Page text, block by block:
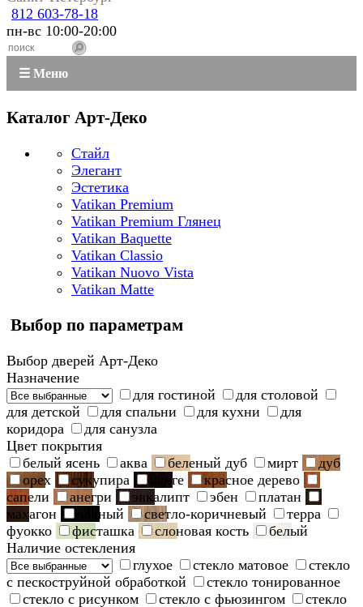
812 603-78-18
пн-вс 10:00-20:00
☰ Меню
Каталог Арт-Деко
Стайл
Элегант
Эстетика
Vatikan Premium
Vatikan Premium Глянец
Vatikan Baquette
Vatikan Classio
Vatikan Nuovo Vista
Vatikan Matte
Выбор по параметрам
Выбор дверей Арт-Деко
Назначение
для гостиной
для столовой
для детской
для спальни для кухни
для
коридора
для санузла
Цвет покрытия
белый ясень
аква беленый дуб мирт
дуб
орех
сукупира венге
красное дерево
сапели
анегри эвкалипт эбен
платан
махагон
черный светло-коричневый
терра
фуокко
фисташка слоновая кость
белый
Наличие остекления
глухое
стекло матовое
стекло
с пескоструйной обработкой
стекло тонированное
стекло с рисунком
стекло с фьюзингом
стекло